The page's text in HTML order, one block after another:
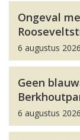
Ongeval
6 augustus 2026
Geen
6 augustus 2026